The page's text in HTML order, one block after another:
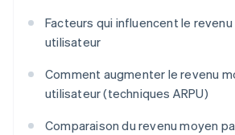
Facteurs qui influencent le
utilisateur
Comment augmenter le revenu
utilisateur (techniques ARPU)
Comparaison du revenu moyen